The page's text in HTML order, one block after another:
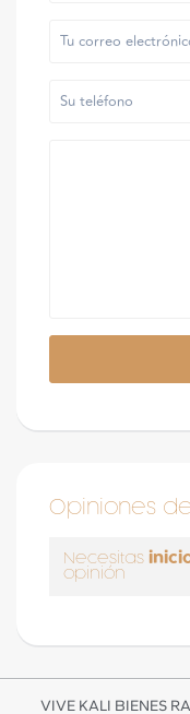
Opiniones
Necesitas
opinión
VIVE KALI BIENES